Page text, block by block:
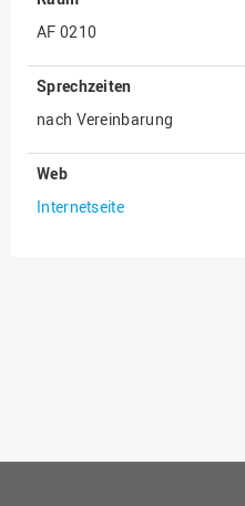
Marketing
Nachhaltigkeit
Personal
Personalentwicklung
Personalrat
AF 0210
Sprechzeiten
nach Vereinbarung
Web
Internetseite